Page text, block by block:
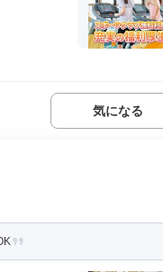
気になる